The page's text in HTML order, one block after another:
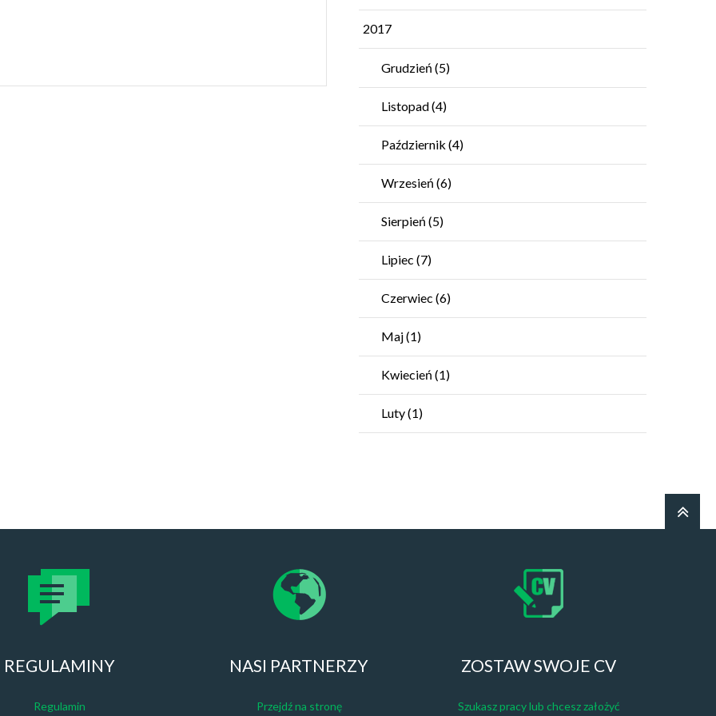
2017
Grudzień (5)
Listopad(4)
Październik (4)
Wrzesień (6)
Sierpień (5)
Lipiec (7)
Czerwiec (6)
Maj(1)
Kwiecień (1)
Luty(1)
REGULAMINY
Regulamin
NASI PARTNERZY
Przejdź na stronę
ZOSTAW SWOJE CV
Szukasz pracy lub chcesz założyć